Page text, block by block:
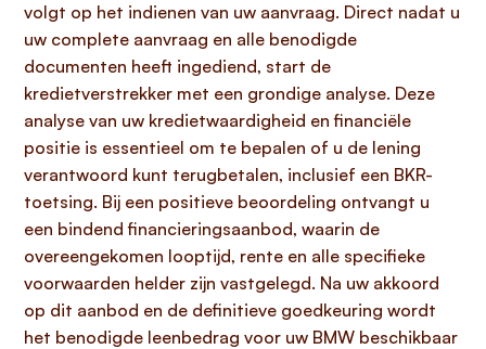
volgt op het indienen van uw aanvraag. Direct nadat u
uw complete aanvraag en alle benodigde
documenten heeft ingediend, start de
kredietverstrekker met een grondige analyse. Deze
analyse van uw kredietwaardigheid en financiële
positie is essentieel om te bepalen of u de lening
verantwoord kunt terugbetalen, inclusief een BKR-
toetsing. Bij een positieve beoordeling ontvangt u
een bindend financieringsaanbod, waarin de
overeengekomen looptijd, rente en alle specifieke
voorwaarden helder zijn vastgelegd. Na uw akkoord
op dit aanbod en de definitieve goedkeuring wordt
het benodigde leenbedrag voor uw BMW beschikbaar